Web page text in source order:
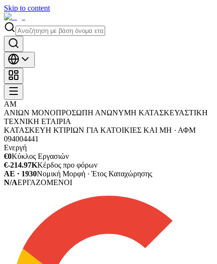
Skip to content
ΑΜ
ΑΝΙΩΝ ΜΟΝΟΠΡΟΣΩΠΗ ΑΝΩΝΥΜΗ ΚΑΤΑΣΚΕΥΑΣΤΙΚΗ
ΤΕΧΝΙΚΗ ΕΤΑΙΡΙΑ
ΚΑΤΑΣΚΕΥΗ ΚΤΙΡΙΩΝ ΓΙΑ ΚΑΤΟΙΚΙΕΣ ΚΑΙ ΜΗ · ΑΦΜ
094004441
Ενεργή
€0Κύκλος Εργασιών
€-214.97KΚέρδος προ φόρων
ΑΕ · 1930Νομική Μορφή · Έτος Καταχώρησης
N/AΕΡΓΑΖΟΜΕΝΟΙ